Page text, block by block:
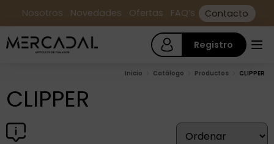
Nosotros Novedades Ofertas FAQ’s Contacto
Registro
Inicio Catálogo Productos CLIPPER
CLIPPER